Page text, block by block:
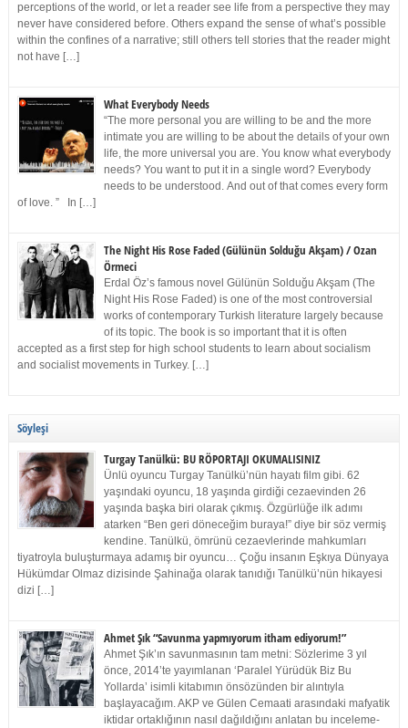
perceptions of the world, or let a reader see life from a perspective they may
never have considered before. Others expand the sense of what’s possible
within the confines of a narrative; still others tell stories that the reader might
not have […]
What Everybody Needs
“The more personal you are willing to be and the more
intimate you are willing to be about the details of your own
life, the more universal you are. You know what everybody
needs? You want to put it in a single word? Everybody
needs to be understood. And out of that comes every form
of love. ” In […]
The Night His Rose Faded (Gülünün Solduğu Akşam) / Ozan
Örmeci
Erdal Öz’s famous novel Gülünün Solduğu Akşam (The
Night His Rose Faded) is one of the most controversial
works of contemporary Turkish literature largely because
of its topic. The book is so important that it is often
accepted as a first step for high school students to learn about socialism
and socialist movements in Turkey. […]
Söyleşi
Turgay Tanülkü: BU RÖPORTAJI OKUMALISINIZ
Ünlü oyuncu Turgay Tanülkü’nün hayatı film gibi. 62
yaşındaki oyuncu, 18 yaşında girdiği cezaevinden 26
yaşında başka biri olarak çıkmış. Özgürlüğe ilk adımı
atarken “Ben geri döneceğim buraya!” diye bir söz vermiş
kendine. Tanülkü, ömrünü cezaevlerinde mahkumları
tiyatroyla buluşturmaya adamış bir oyuncu… Çoğu insanın Eşkıya Dünyaya
Hükümdar Olmaz dizisinde Şahinağa olarak tanıdığı Tanülkü’nün hikayesi
dizi […]
Ahmet Şık “Savunma yapmıyorum itham ediyorum!”
Ahmet Şık’ın savunmasının tam metni: Sözlerime 3 yıl
önce, 2014’te yayımlanan ‘Paralel Yürüdük Biz Bu
Yollarda’ isimli kitabımın önsözünden bir alıntıyla
başlayacağım. AKP ve Gülen Cemaati arasındaki mafyatik
iktidar ortaklığının nasıl dağıldığını anlatan bu inceleme-